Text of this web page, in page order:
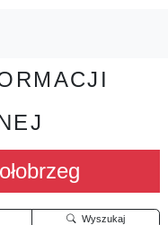
Wyszukaj